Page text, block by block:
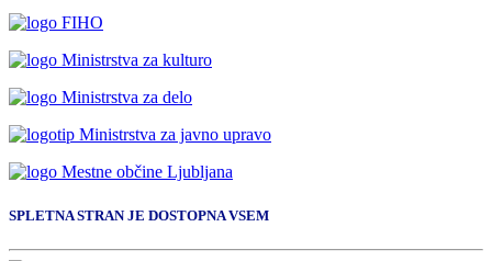
SPLETNA STRAN JE DOSTOPNA VSEM